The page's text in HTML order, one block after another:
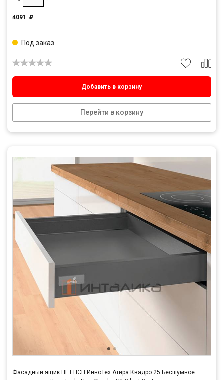
4091 ₽
Добавить в корзину
Перейти в корзину
Под заказ
Фасадный ящик HETTICH ИнноТех Атира Квадро 25 Бесшумное